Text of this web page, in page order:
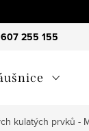
607 255 155
Hodnocení obchodu
kulatých prvků -